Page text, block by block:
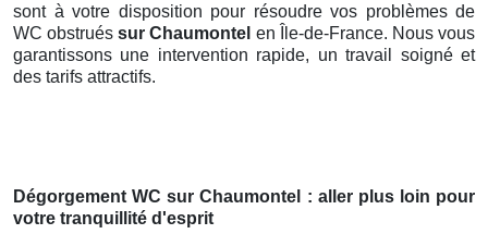
sont à votre disposition pour résoudre vos problèmes de
WC obstruéssur Chaumontel en Île-de-France. Nous vous
garantissons une intervention rapide, un travail soigné et
des tarifs attractifs.
Dégorgement WCsur Chaumontel
: aller plus loin pour
votre tranquillité d'esprit